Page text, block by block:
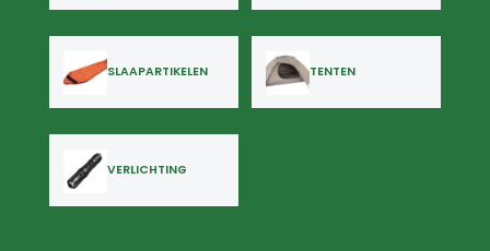
SLAAPARTIKELEN TENTEN
VERLICHTING